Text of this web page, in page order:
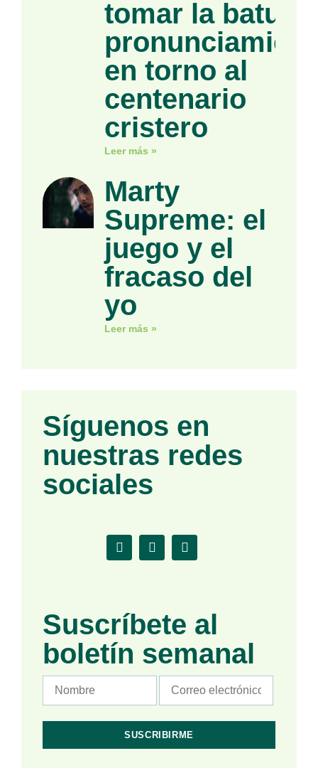
tomar la
en torno al
centenario
cristero
Leer más »
Marty
Supreme: el
juego y el
fracaso del
yo
Leer más »
Síguenos en
nuestras redes
sociales
Suscríbete al
boletín semanal